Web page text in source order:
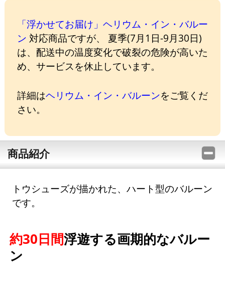
「浮かせてお届け」ヘリウム・イン・バルー
ン 対応商品ですが、 夏季(7月1日-9月30日)
は、配送中の温度変化で破裂の危険が高いた
め、サービスを休止しています。
詳細はヘリウム・イン・バルーンをご覧くだ
さい。
商品紹介
トウシューズが描かれた、ハート型のバルーン
です。
約30日間浮遊する画期的なバルー
ン